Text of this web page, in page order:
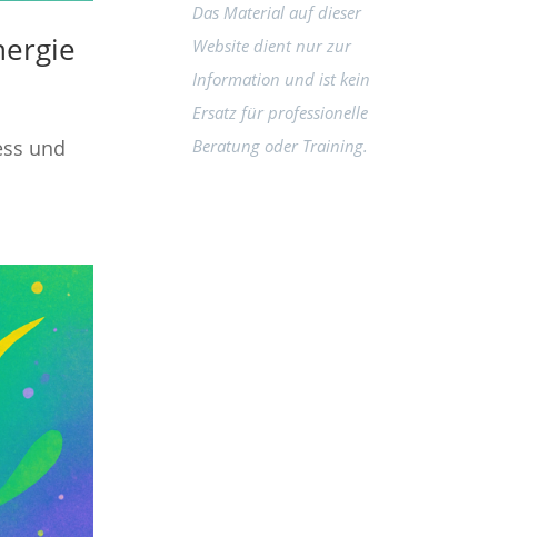
und
Das Material auf dieser
Website dient nur zur
Information und ist kein
Ersatz für professionelle
Beratung oder Training.